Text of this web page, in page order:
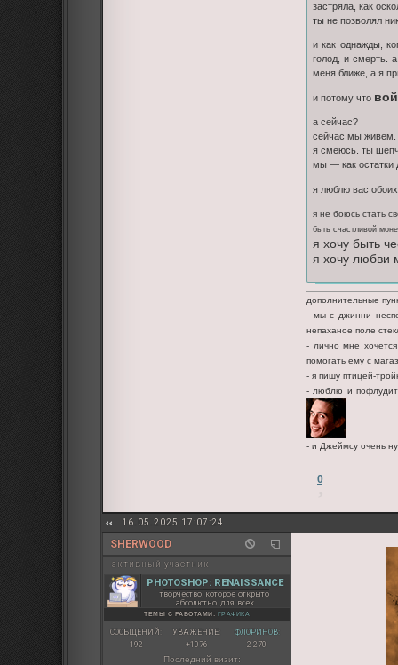
застряла, как
ты не позволял
и как однажды,
голод, и смерть.
меня ближе, а я
и потому что
а сейчас?
сейчас мы живем.
я смеюсь. ты
мы — как остатки
я люблю вас
я не боюсь стать
быть счастливой
я хочу быть
я хочу любви
дополнительные
- мы с джинни
непаханое поле
- лично мне
помогать ему с
- я пишу птицей-
- люблю и
- и Джеймсу очень
0
16.05.2025 17:07:24
SHERWOOD
активный участник
PHOTOSHOP: RENAISSANCE
творчество, которое открыто
абсолютно для всех
ТЕМЫ С РАБОТАМИ: ГРАФИКА
СООБЩЕНИЙ:
192
УВАЖЕНИЕ:
+1076
ФЛОРИНОВ:
2 270
Последний визит: